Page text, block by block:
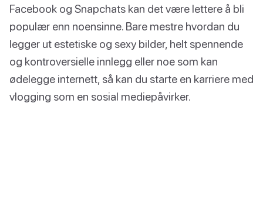
Facebook og Snapchats kan det være lettere å bli
populær enn noensinne. Bare mestre hvordan du
legger ut estetiske og sexy bilder, helt spennende
og kontroversielle innlegg eller noe som kan
ødelegge internett, så kan du starte en karriere med
vlogging som en sosial mediepåvirker.